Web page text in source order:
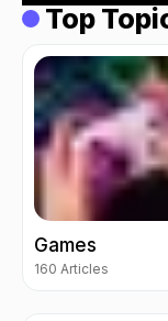
Top
Games
160 Articles